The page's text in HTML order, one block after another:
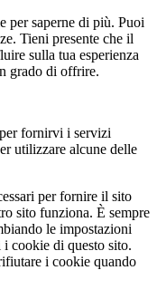
per saperne di più. Puoi
Tieni presente che il
sulla tua esperienza
grado di offrire.
fornirvi i servizi
utilizzare alcune delle
per fornire il sito
sito funziona. È sempre
le impostazioni
cookie di questo sito.
i cookie quando